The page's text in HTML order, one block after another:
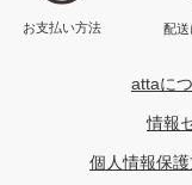
お支払い方法 配送
attaに
情報
個人情報保